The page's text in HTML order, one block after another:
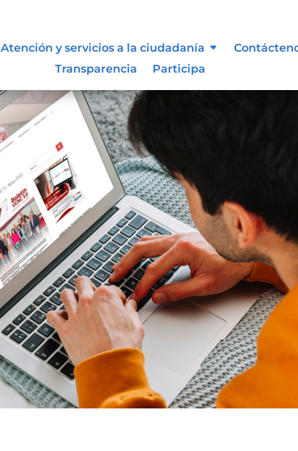
Atención y servicios a la ciudadanía
Transparencia
Participa